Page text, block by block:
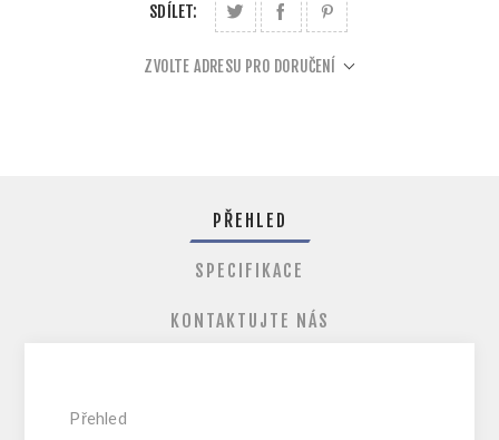
SDÍLET:
ZVOLTE ADRESU PRO DORUČENÍ
PŘEHLED
SPECIFIKACE
KONTAKTUJTE NÁS
Přehled